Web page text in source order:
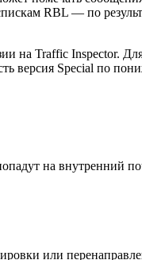
RBL — по
на Traffic Inspector.
версия Special по
на внутренний
или